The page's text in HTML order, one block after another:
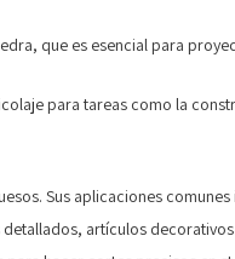
que es esencial para
para tareas como la
Sus aplicaciones comunes
artículos